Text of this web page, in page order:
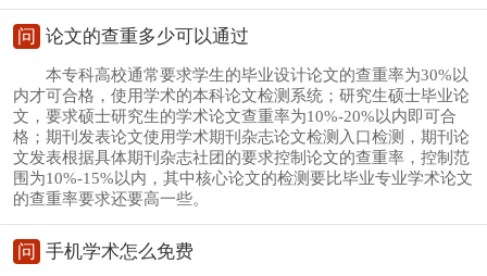
问 论文的查重多少可以通过
本专科高校通常要求学生的毕业设计论文的查重率为30%以
内才可合格，使用学术的本科论文检测系统；研究生硕士毕业论
文，要求硕士研究生的学术论文查重率为10%-20%以内即可合
格；期刊发表论文使用学术期刊杂志论文检测入口检测，期刊论
文发表根据具体期刊杂志社团的要求控制论文的查重率，控制范
围为10%-15%以内，其中核心论文的检测要比毕业专业学术论文
的查重率要求还要高一些。
问 手机学术怎么免费